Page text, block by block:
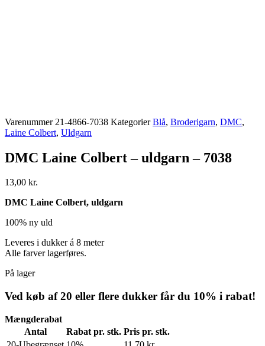
Varenummer 21-4866-7038 Kategorier Blå, Broderigarn, DMC,
Laine Colbert, Uldgarn
DMC Laine Colbert – uldgarn – 7038
13,00 kr.
DMC Laine Colbert, uldgarn
100% ny uld
Leveres i dukker á 8 meter
Alle farver lagerføres.
På lager
Ved køb af 20 eller flere dukker får du 10% i rabat!
Mængderabat
Antal
Rabat pr. stk. Pris pr. stk.